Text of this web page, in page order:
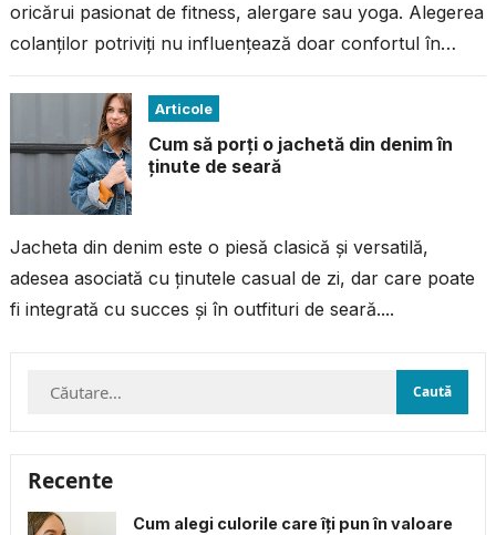
oricărui pasionat de fitness, alergare sau yoga. Alegerea
colanților potriviți nu influențează doar confortul în
Articole
Cum să porți o jachetă din denim în
ținute de seară
Jacheta din denim este o piesă clasică și versatilă,
adesea asociată cu ținutele casual de zi, dar care poate
fi integrată cu succes și în outfituri de seară....
Caută
Recente
Cum alegi culorile care îți pun în valoare